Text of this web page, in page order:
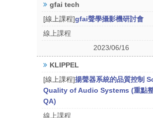
gfai tech
[線上課程]gfai聲學攝影機研討會
線上課程
2023/06/16
KLIPPEL
[線上課程]揚聲器系統的品質控制
Quality of Audio Systems (重點
QA)
線上課程